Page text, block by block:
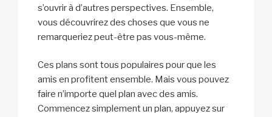
s’ouvrir à d’autres perspectives. Ensemble,
vous découvrirez des choses que vous ne
remarqueriez peut-être pas vous-même.
Ces plans sont tous populaires pour que les
amis en profitent ensemble. Mais vous pouvez
faire n’importe quel plan avec des amis.
Commencez simplement un plan, appuyez sur